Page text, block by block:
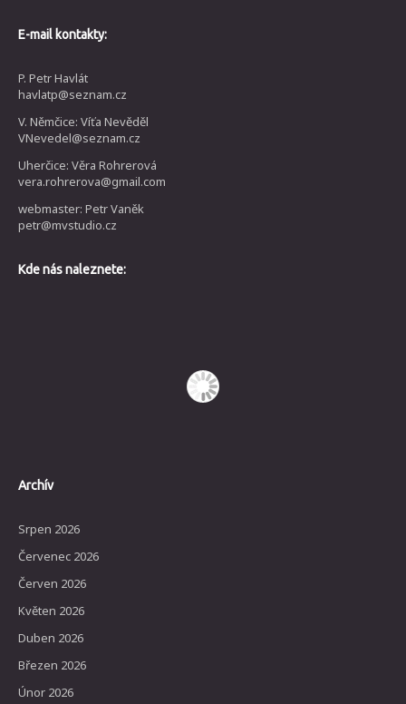
E-mail kontakty:
P. Petr Havlát
havlatp@seznam.cz
V. Němčice: Víťa Nevěděl
VNevedel@seznam.cz
Uherčice: Věra Rohrerová
vera.rohrerova@gmail.com
webmaster: Petr Vaněk
petr@mvstudio.cz
Kde nás naleznete:
Archív
Srpen 2026
Červenec 2026
Červen 2026
Květen 2026
Duben 2026
Březen 2026
Únor 2026